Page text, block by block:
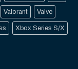
Valorant Valve
Xbox Series S/X